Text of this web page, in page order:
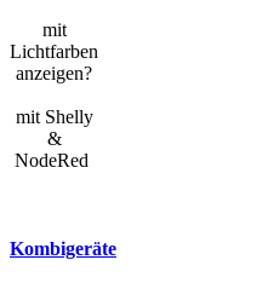
mit
Lichtfarben
anzeigen?
mit Shelly
&
NodeRed
Kombigeräte